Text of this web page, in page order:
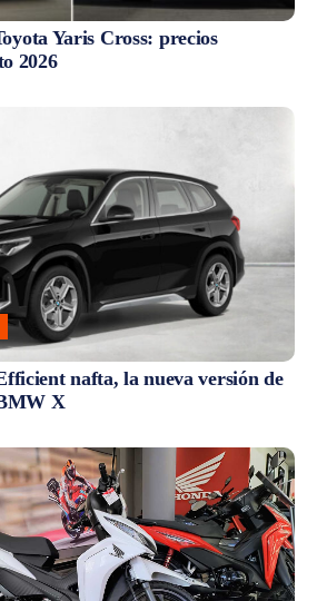
Yaris Cross: precios
2026
nafta, la nueva versión de
X